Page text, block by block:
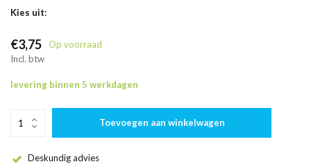
Kies uit:
€3,75
Op voorraad
Incl. btw
levering binnen 5 werkdagen
Toevoegen aan winkelwagen
Deskundig advies